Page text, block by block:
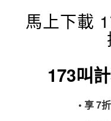
馬上下載
173叫
• 享 7